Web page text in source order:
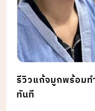
รีวิวแก้จมูกพร้อมท
ทันที